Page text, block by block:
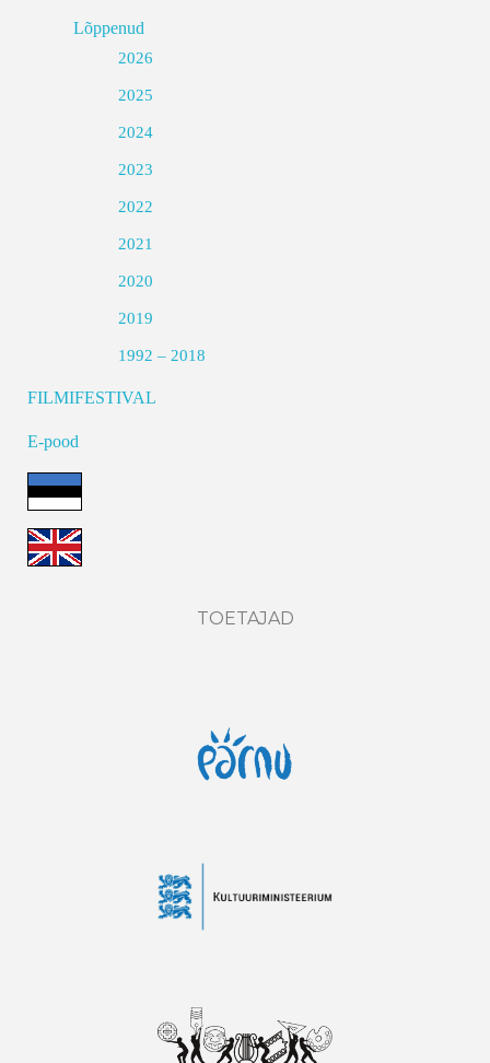
Lõppenud
2026
2025
2024
2023
2022
2021
2020
2019
1992 – 2018
FILMIFESTIVAL
E-pood
TOETAJAD